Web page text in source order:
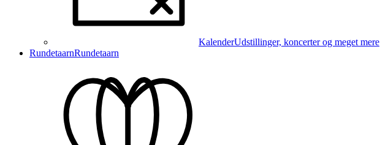
KalenderUdstillinger, koncerter og meget mere
RundetaarnRundetaarn